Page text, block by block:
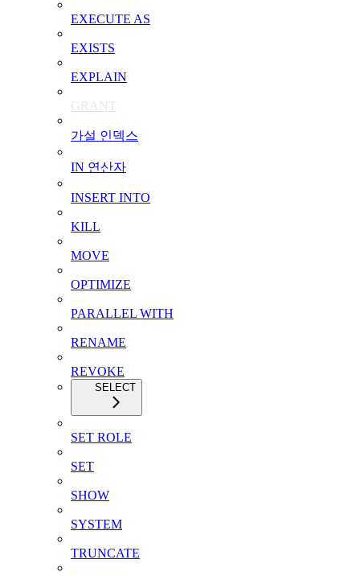
EXECUTE AS
EXISTS
EXPLAIN
GRANT
가설 인덱스
IN 연산자
INSERT INTO
KILL
MOVE
OPTIMIZE
PARALLEL WITH
RENAME
REVOKE
SELECT
SET ROLE
SET
SHOW
SYSTEM
TRUNCATE